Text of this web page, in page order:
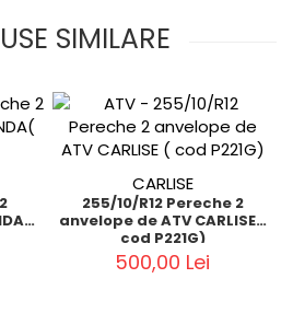
SIMILARE
CARLISE
255/10/R12 Pereche 2
anvelope de ATV CARLISE (
cod P221G)
500,00 Lei